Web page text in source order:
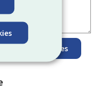
des données